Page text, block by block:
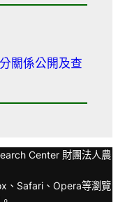
關係公開及查
Center 財團法人農
、Safari、Opera等瀏覽